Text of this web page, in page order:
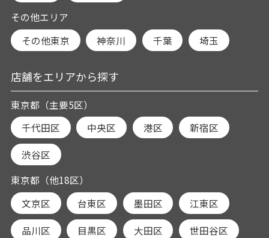
その他エリア
その他東京
神奈川 千葉 埼玉
店舗をエリアから探す
東京都（主要5区）
千代田区
中央区 港区 新宿区
渋谷区
東京都（他18区）
文京区
台東区 墨田区 江東区
品川区 目黒区 大田区 世田谷区